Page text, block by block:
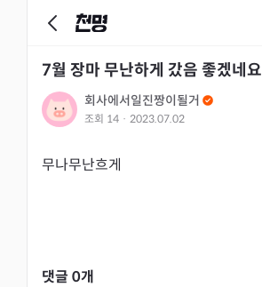
7월 장마 무난하게 갔음 좋겠네요
회사에서일진짱이될거
조회 14 · 2023.07.02
무나무난흐게
댓글 0개